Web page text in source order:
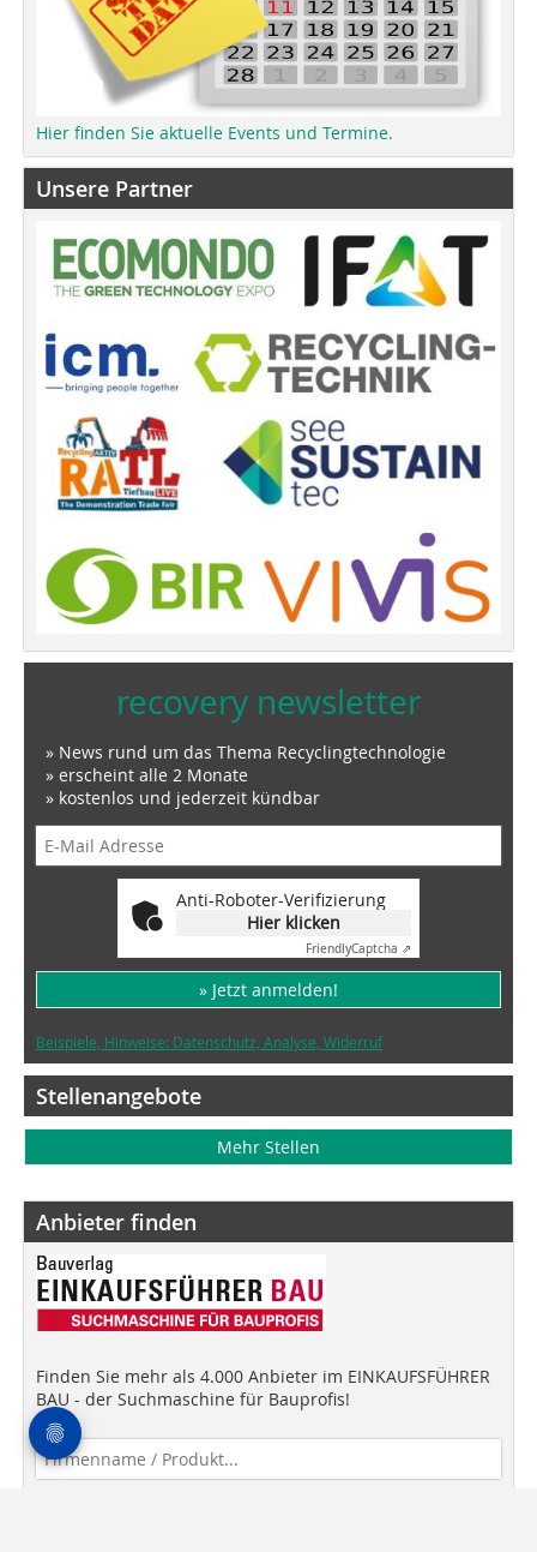
Hier finden Sie aktuelle Events und Termine.
Unsere Partner
recovery newsletter
» News rund um das Thema Recyclingtechnologie
» erscheint alle 2 Monate
» kostenlos und jederzeit kündbar
Anti-Roboter-Verifizierung
Hier klicken
FriendlyCaptcha ⇗
» Jetzt anmelden!
Beispiele, Hinweise: Datenschutz, Analyse, Widerruf
Stellenangebote
Mehr Stellen
Anbieter finden
Finden Sie mehr als 4.000 Anbieter im EINKAUFSFÜHRER
BAU - der Suchmaschine für Bauprofis!